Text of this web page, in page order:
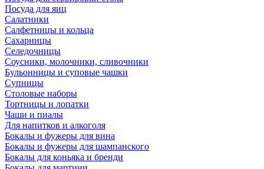
Посуда для яиц
Салатники
Салфетницы и кольца
Сахарницы
Селедочницы
Соусники, молочники, сливочники
Бульонницы и суповые чашки
Супницы
Столовые наборы
Тортницы и лопатки
Чаши и пиалы
Для напитков и алкоголя
Бокалы и фужеры для вина
Бокалы и фужеры для шампанского
Бокалы для коньяка и бренди